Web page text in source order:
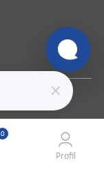
0
Profil